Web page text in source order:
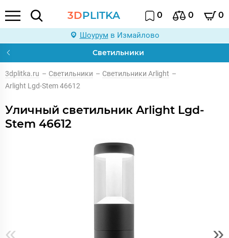
3DPLITKA 0 0 0
Шоурум в Измайлово
Светильники
3dplitka.ru – Светильники – Светильники Arlight –
Arlight Lgd-Stem 46612
Уличный светильник Arlight Lgd-
Stem 46612
« »